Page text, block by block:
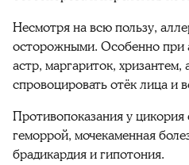
Несмотря на всю пользу,
осторожными. Особенно при
астр, маргариток,
спровоцировать отёк лица и
Противопоказания у
геморрой, мочекаменная
брадикардия и гипотония.